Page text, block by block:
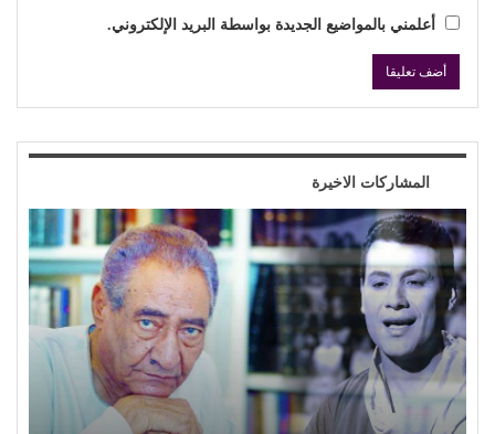
أعلمني بالمواضيع الجديدة بواسطة البريد الإلكتروني.
المشاركات الاخيرة